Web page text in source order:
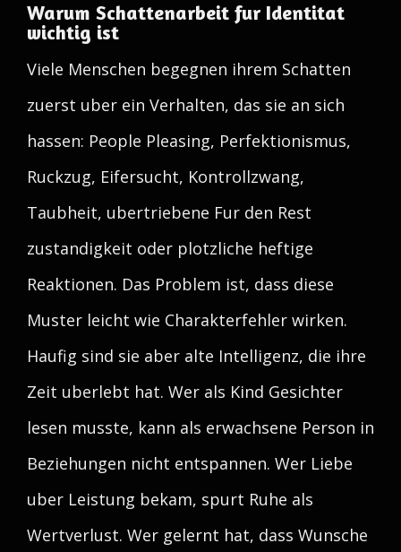
Warum Schattenarbeit fur Identitat
wichtig ist
Viele Menschen begegnen ihrem Schatten
zuerst uber ein Verhalten, das sie an sich
hassen: People Pleasing, Perfektionismus,
Ruckzug, Eifersucht, Kontrollzwang,
Taubheit, ubertriebene Fur den Rest
zustandigkeit oder plotzliche heftige
Reaktionen. Das Problem ist, dass diese
Muster leicht wie Charakterfehler wirken.
Haufig sind sie aber alte Intelligenz, die ihre
Zeit uberlebt hat. Wer als Kind Gesichter
lesen musste, kann als erwachsene Person in
Beziehungen nicht entspannen. Wer Liebe
uber Leistung bekam, spurt Ruhe als
Wertverlust. Wer gelernt hat, dass Wunsche